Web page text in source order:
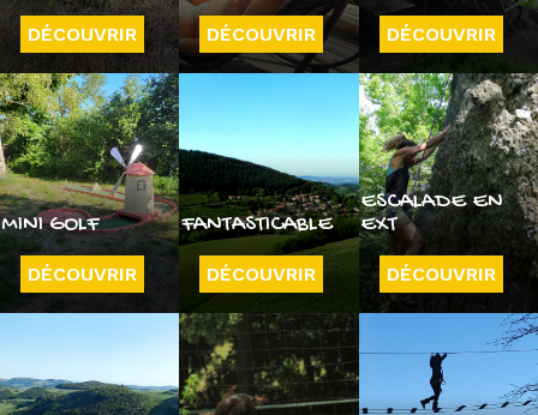
DÉCOUVRIR DÉCOUVRIR DÉCOUVRIR
MINI GOLF
DÉCOUVRIR
FANTASTICABLE
DÉCOUVRIR
ESCALADE EN
EXT
DÉCOUVRIR